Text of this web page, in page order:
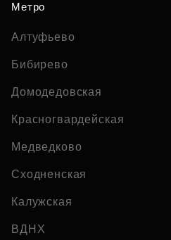
Метро
Алтуфьево
Бибирево
Домодедовская
Красногвардейская
Медведково
Сходненская
Калужская
ВДНХ